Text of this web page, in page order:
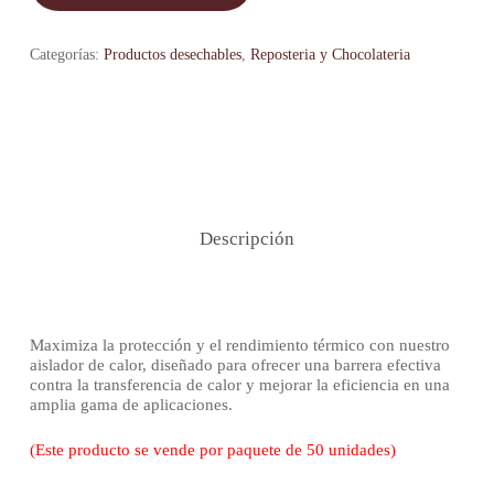
Categorías: Productos desechables, Reposteria y Chocolateria
Descripción
Maximiza la protección y el rendimiento térmico con nuestro
aislador de calor, diseñado para ofrecer una barrera efectiva
contra la transferencia de calor y mejorar la eficiencia en una
amplia gama de aplicaciones.
(Este producto se vende por paquete de 50 unidades)